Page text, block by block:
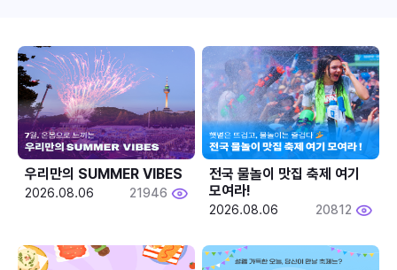
우리만의 SUMMER VIBES
2026.08.06 21946
전국 물놀이 맛집 축제 여기
모여라!
2026.08.06 20812